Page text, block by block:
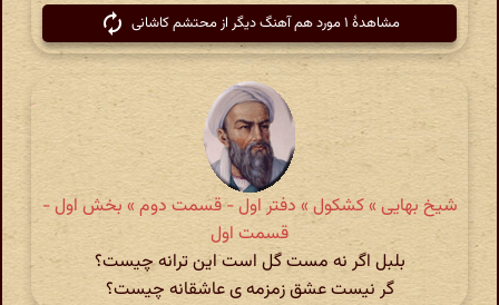
مشاهدهٔ ۱ مورد هم آهنگ دیگر از محتشم کاشانی
شیخ بهایی » کشکول » دفتر اول - قسمت دوم » بخش اول -
قسمت اول
بلبل اگر نه مست گل است این ترانه چیست؟
گر نیست عشق زمزمه ی عاشقانه چیست؟